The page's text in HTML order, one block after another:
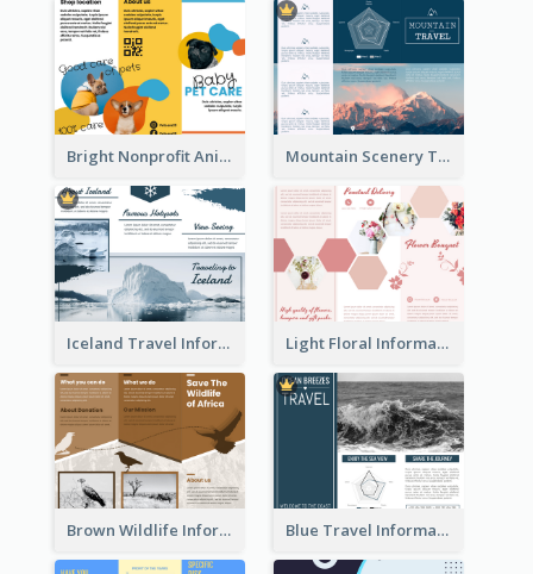
Bright Nonprofit Animal Care Tri Fold Brochure Mountain Scenery Tri Fold Brochure
Iceland Travel Informational Tri Fold Brochure Light Floral Informational Tri Fold Brochure
Brown Wildlife Informational Tri Fold Brochure Blue Travel Informational Tri Fold Brochure